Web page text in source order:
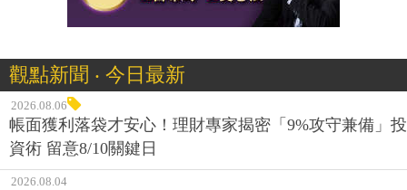
觀點新聞 ‧ 今日最新
2026.08.06
帳面獲利落袋才安心！理財專家揭密「9%攻守兼備」投
資術 留意8/10關鍵日
2026.08.04